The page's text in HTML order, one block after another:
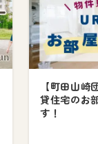
【町田山
貸住宅のお
す！